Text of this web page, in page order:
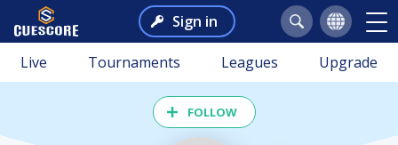
Sign in
Live Tournaments Leagues Upgrade
FOLLOW